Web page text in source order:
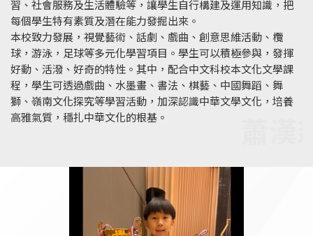
習、社會服務及生活體驗等，讓學生自行構建及運用知識，把
每個學生特有素質及潛在能力發掘出來。
本校致力發展，視覺藝術、話劇、戲曲、創意思維活動、欖
球，游泳，足球等多元化學習項目。學生可以積極參與，發揮
好動、活潑、好奇的特性。其中，配合中文科校本文化文學課
程，學生可透過戲曲、水墨畫、書法、棋藝、中國舞蹈、舞
獅、嶺南文化探究等學習活動，加深認識中華文學文化，培養
高雅氣質，穩扎中華文化的根基。